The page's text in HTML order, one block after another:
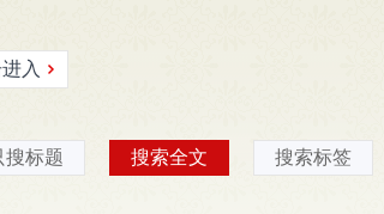
入
搜标题 搜索全文 搜索标签